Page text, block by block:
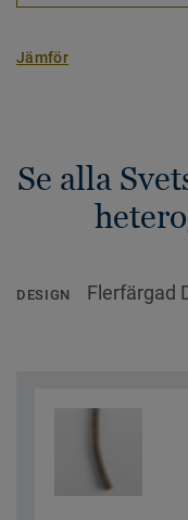
Jämför
Se alla
DESIGN Flerfärgad